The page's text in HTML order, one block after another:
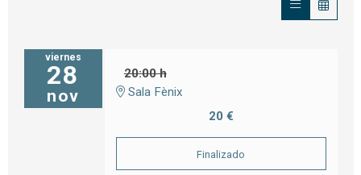
viernes
28
nov
20:00 h
Sala Fènix
20 €
Finalizado